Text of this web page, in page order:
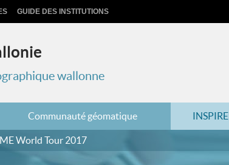
GUIDE DES INSTITUTIONS
wallonne
Communauté géomatique INSPIRE
World Tour 2017